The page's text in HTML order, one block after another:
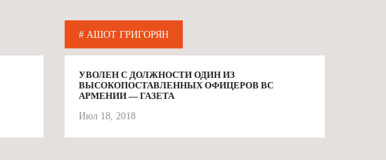
# АШОТ ГРИГОРЯН
УВОЛЕН С ДОЛЖНОСТИ ОДИН ИЗ
ВЫСОКОПОСТАВЛЕННЫХ ОФИЦЕРОВ ВС
АРМЕНИИ — ГАЗЕТА
Июл 18, 2018